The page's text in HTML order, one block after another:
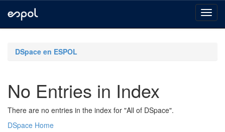
navigationDSpace en ESPOL
No Entries in Index
There are no entries in the index for "All of DSpace".
DSpace Home